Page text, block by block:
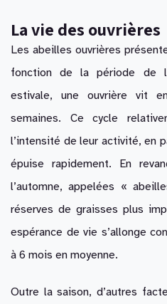
La vie des ouvrières
Les abeilles ouvrières
fonction de la période de
estivale, une ouvrière vit
semaines. Ce cycle
l’intensité de leur activité, en
épuise rapidement. En
l’automne, appelées «
réserves de graisses plus
espérance de vie s’allonge
à 6 mois en moyenne.
Outre la saison, d’autres